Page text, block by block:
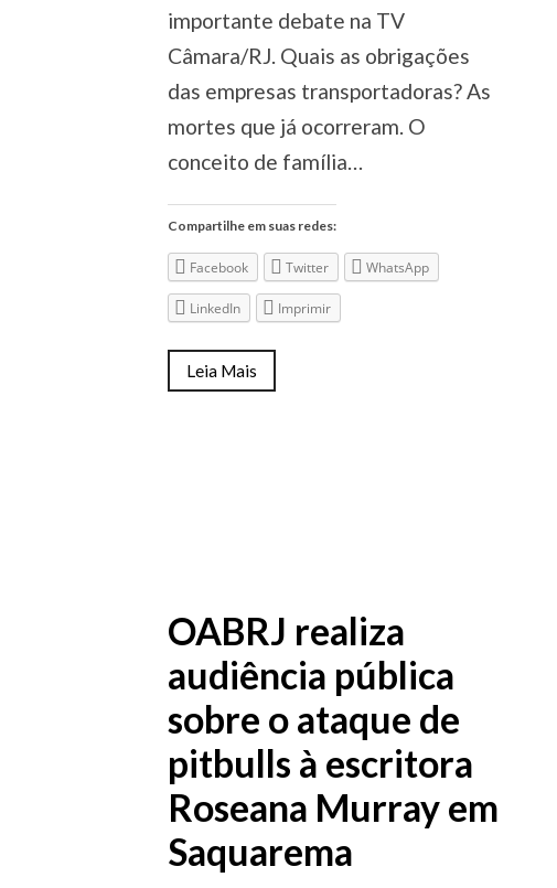
importante debate na TV
Câmara/RJ. Quais as obrigações
das empresas transportadoras? As
mortes que já ocorreram. O
conceito de família…
Compartilhe em suas redes:
Facebook Twitter WhatsApp
LinkedIn Imprimir
Leia Mais
OABRJ realiza
audiência pública
sobre o ataque de
pitbulls à escritora
Roseana Murray em
Saquarema